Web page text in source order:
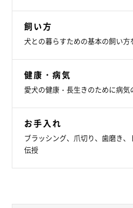
いぬのきもち投稿写真ギャラリー
小型犬に比べて骨密度が高い中
クに早くも骨の老化＝骨密度の
見た目にはまだまだ若々しく元
飼い方
犬との暮らすための基本の飼い
健康・病気
愛犬の健康・長生きのために病
お手入れ
ブラッシング、爪切り、歯磨き
伝授